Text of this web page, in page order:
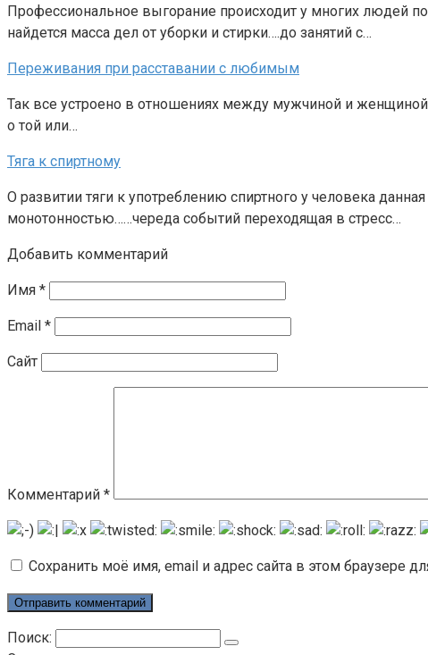
Профессиональное выгорание происходит у многих людей
найдется масса дел от уборки и стирки….до занятий с…
Переживания при расставании с любимым
Так все устроено в отношениях между мужчиной и
о той или…
Тяга к спиртному
О развитии тяги к употреблению спиртного у человека
монотонностью……череда событий переходящая в стресс…
Добавить комментарий
Имя *
Email *
Сайт
Комментарий *
Сохранить моё имя, email и адрес сайта в этом браузере
Поиск: